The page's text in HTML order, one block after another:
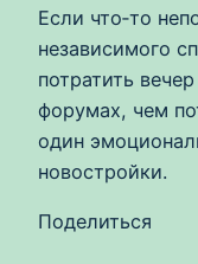
Если что‑то
независимого
потратить
форумах, чем
один
новостройки.
Поделиться